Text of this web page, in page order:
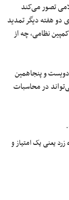
تصور می‌کند
دو هفته دیگر تمدید
نظامی، چه از
دویست و پنجاهمین
در محاسبات
یعنی یک امتیاز و